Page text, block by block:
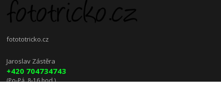
fotototricko.cz
Jaroslav Zástěra
+420 704734743
(Po-Pá, 8-16 hod.)